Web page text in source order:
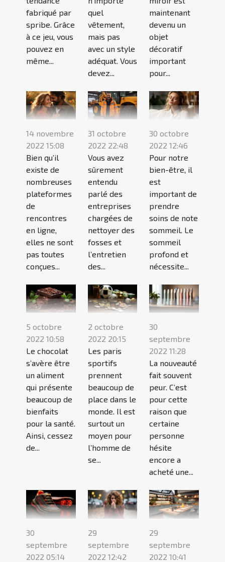
fabriqué par
spribe. Grâce
à ce jeu, vous
pouvez en
même...
quel
vêtement,
mais pas
avec un style
adéquat. Vous
devez...
maintenant
devenu un
objet
décoratif
important
pour...
14 novembre
2022 15:08
Bien qu’il
existe de
nombreuses
plateformes
de
rencontres
en ligne,
elles ne sont
pas toutes
conçues...
31 octobre
2022 22:48
Vous avez
sûrement
entendu
parlé des
entreprises
chargées de
nettoyer des
fosses et
l’entretien
des...
30 octobre
2022 12:46
Pour notre
bien-être, il
est
important de
prendre
soins de note
sommeil. Le
sommeil
profond et
nécessite...
5 octobre
2022 10:58
Le chocolat
s’avère être
un aliment
qui présente
beaucoup de
bienfaits
pour la santé.
Ainsi, cessez
de...
2 octobre
2022 20:15
Les paris
sportifs
prennent
beaucoup de
place dans le
monde. Il est
surtout un
moyen pour
l’homme de
se...
30
septembre
2022 11:28
La nouveauté
fait souvent
peur. C’est
pour cette
raison que
certaine
personne
hésite
encore a
acheté une...
30
septembre
2022 05:14
29
septembre
2022 12:42
29
septembre
2022 10:41